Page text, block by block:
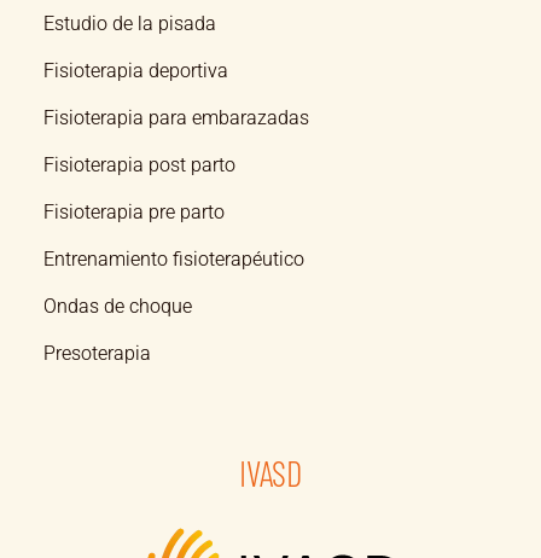
Estudio de la pisada
Fisioterapia deportiva
Fisioterapia para embarazadas
Fisioterapia post parto
Fisioterapia pre parto
Entrenamiento fisioterapéutico
Ondas de choque
Presoterapia
IVASD